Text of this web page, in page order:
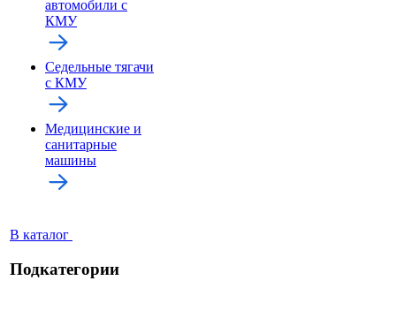
автомобили с
КМУ
Седельные тягачи
с КМУ
Медицинские и
санитарные
машины
В каталог
Подкатегории